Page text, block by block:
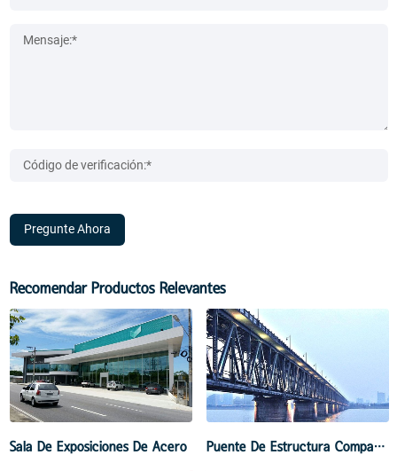
Pregunte Ahora
Recomendar Productos Relevantes
Puente De Estructura De Acero De Montaje Puente De Estructura De Acero De Uganda